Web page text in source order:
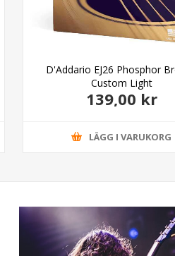
D'Addario EJ26 Phosphor
Custom Light
139,00 kr
LÄGG I VARUKORG